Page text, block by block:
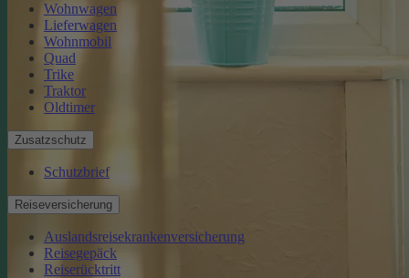
Wohnwagen
Lieferwagen
Wohnmobil
Quad
Trike
Traktor
Oldtimer
Zusatzschutz
Schutzbrief
Reiseversicherung
Auslandsreisekrankenversicherung
Reisegepäck
Reiserücktritt